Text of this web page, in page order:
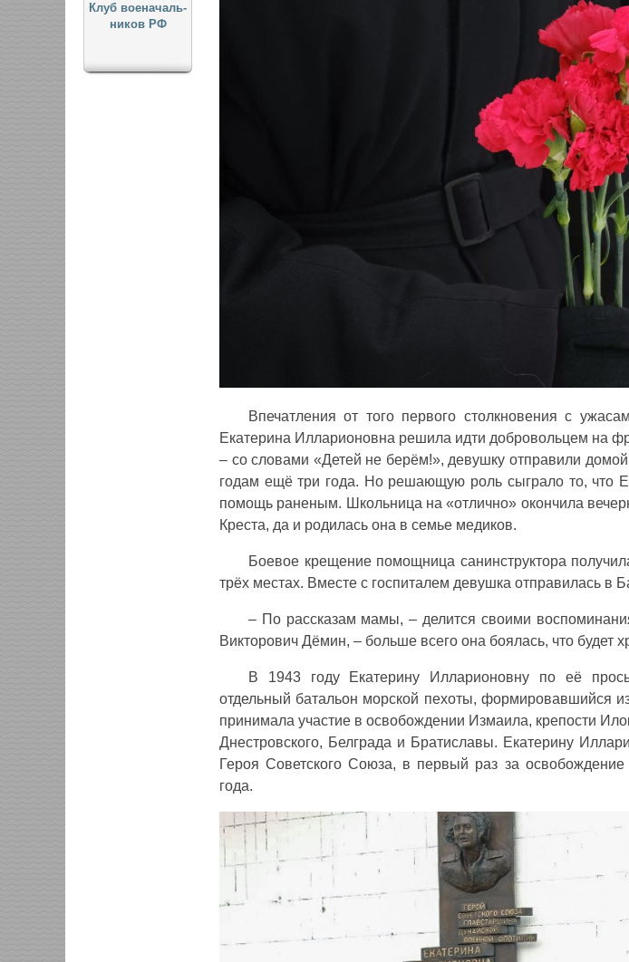
Впечатления от того первого столкновения с
Екатерина Илларионовна решила идти добровольцем на
– со словами «Детей не берём!», девушку отправили
годам ещё три года. Но решающую роль сыграло то, что
помощь раненым. Школьница на «отлично» окончила
Креста, да и родилась она в семье медиков.
Боевое крещение помощница санинструктора
трёх местах. Вместе с госпиталем девушка отправилась в
– По рассказам мамы, – делится своими
Викторович Дёмин, – больше всего она боялась, что будет
В 1943 году Екатерину Илларионовну по её
отдельный батальон морской пехоты, формировавшийся
принимала участие в освобождении Измаила, крепости
Днестровского, Белграда и Братиславы. Екатерину
Героя Советского Союза, в первый раз за освобождение
года.
Клуб военачаль-
ников РФ